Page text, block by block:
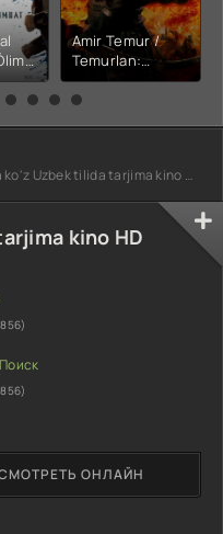
Amir Temur /
Temurlan:
Fathchining
yuksalishi
tarjima kino Full
HD tas-ix
ko'z Uzbek tilida tarjima kino HD
kino HD
ОНЛАЙН